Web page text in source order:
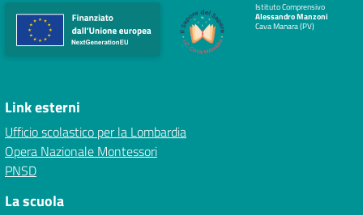
Istituto Comprensivo
Alessandro Manzoni
Cava Manara (PV)
Link esterni
Ufficio scolastico per la Lombardia
Opera Nazionale Montessori
PNSD
La scuola